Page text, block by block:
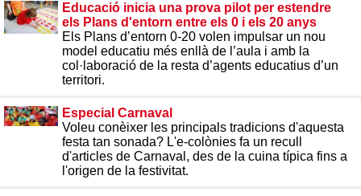
Educació inicia una prova pilot per estendre
els Plans d'entorn entre els 0 i els 20 anys
Els Plans d’entorn 0-20 volen impulsar un nou
model educatiu més enllà de l’aula i amb la
col·laboració de la resta d’agents educatius d’un
territori.
Especial Carnaval
Voleu conèixer les principals tradicions d'aquesta
festa tan sonada? L'e-colònies fa un recull
d'articles de Carnaval, des de la cuina típica fins a
l'origen de la festivitat.